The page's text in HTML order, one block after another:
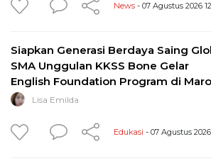
News - 07 Agustus 2026
Siapkan Generasi Berdaya Saing
SMA Unggulan KKSS Bone Gelar
English Foundation Program di
Lisa Emilda
Edukasi - 07 Agustus